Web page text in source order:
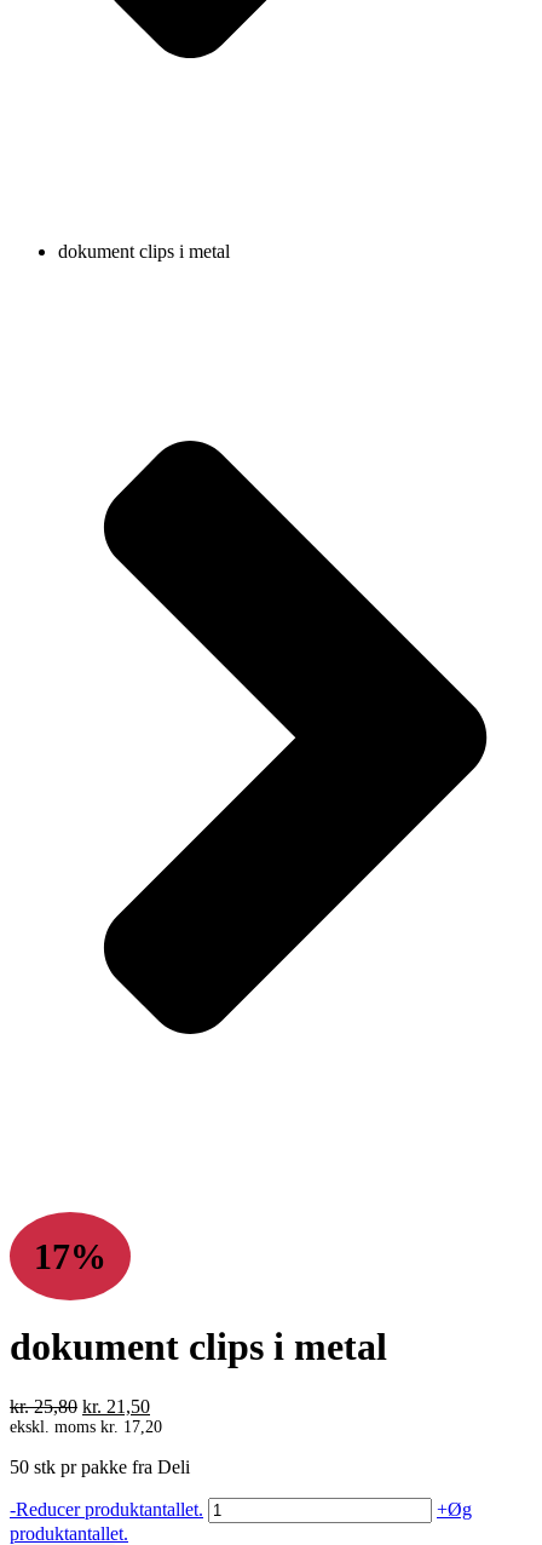
dokument clips i metal
17%
dokument clips i metal
kr.25,80 Den
oprindelige
var:
kr. 21,50Den
aktuelle
er:
ekskl. moms kr. 17,20
50 stk pr pakke fra Deli
-Reducer produktantallet. dokument
clips
+Øg
produktantallet.